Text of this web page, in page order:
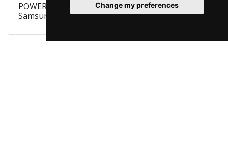
POWERTECH Θήκη Silicon Velvet MOB-1124 για
Samsung A6 Plus 2018, μαύρη
Change my preferences